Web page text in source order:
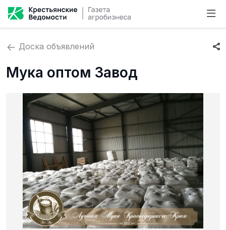
Доска объявлений
Мука оптом Завод